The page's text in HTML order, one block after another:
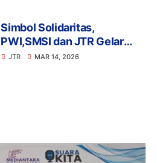
Simbol Solidaritas,
PWI,SMSI dan JTR Gelar
Bukber dan Santuni Anak
JTR MAR 14, 2026